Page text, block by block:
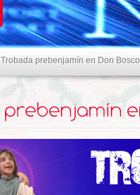
Trobada prebenjamín en Don Bosco